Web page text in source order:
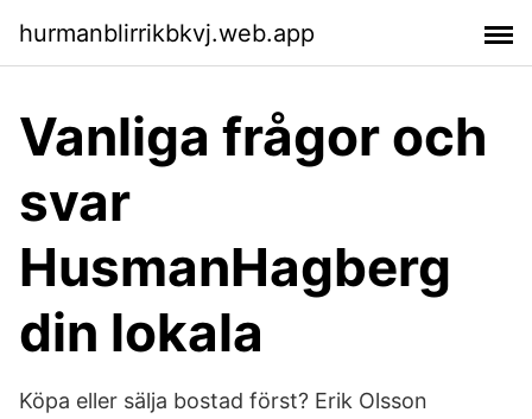
hurmanblirrikbkvj.web.app
Vanliga frågor och
svar
HusmanHagberg
din lokala
Köpa eller sälja bostad först? Erik Olsson